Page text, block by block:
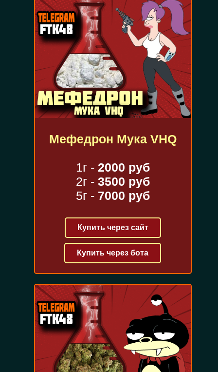
Мефедрон Мука VHQ
1г - 2000 руб
2г - 3500 руб
5г - 7000 руб
Купить через сайт
Купить через бота